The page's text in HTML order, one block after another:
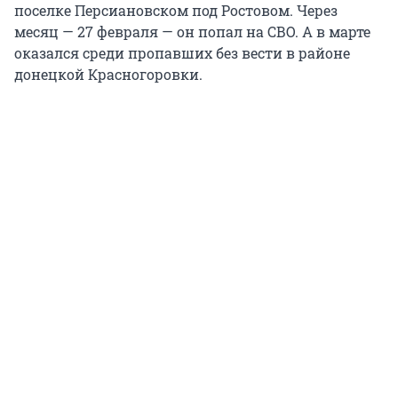
поселке Персиановском под Ростовом. Через
месяц — 27 февраля — он попал на СВО. А в марте
оказался среди пропавших без вести в районе
донецкой Красногоровки.